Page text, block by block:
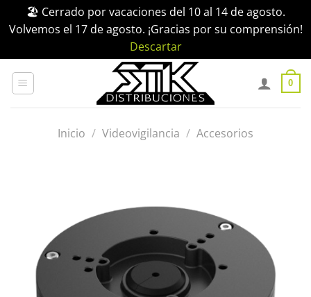
🏖️ Cerrado por vacaciones del 10 al 14 de agosto.
Volvemos el 17 de agosto. ¡Gracias por su comprensión!
Descartar
0
Inicio / Videovigilancia / Accesorios